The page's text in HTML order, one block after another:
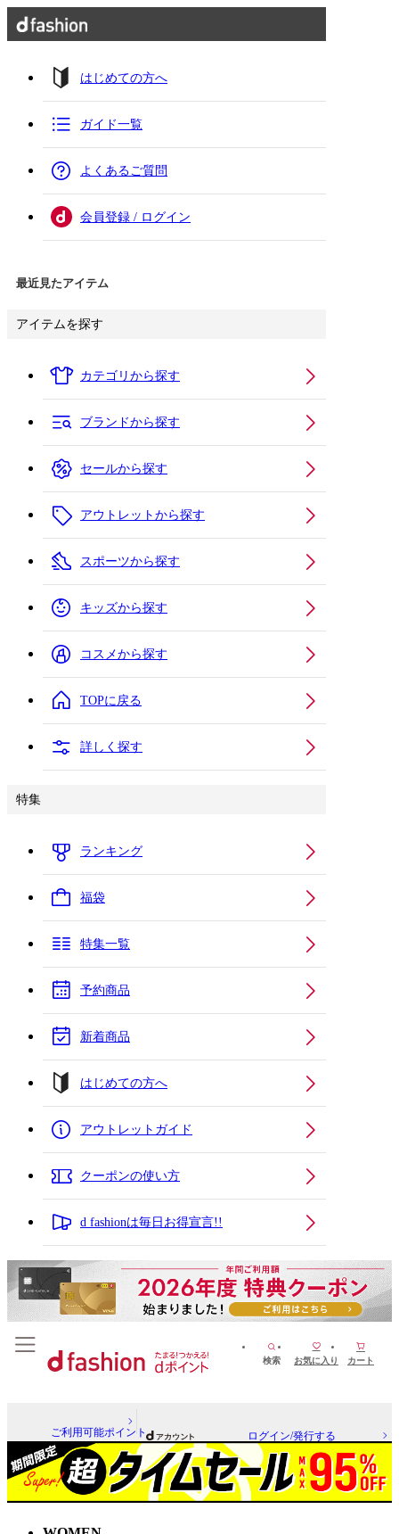
はじめての方へ
ガイド一覧
よくあるご質問
会員登録 / ログイン
最近見たアイテム
アイテムを探す
カテゴリから探す
ブランドから探す
セールから探す
アウトレットから探す
スポーツから探す
キッズから探す
コスメから探す
TOPに戻る
詳しく探す
特集
ランキング
福袋
特集一覧
予約商品
新着商品
はじめての方へ
アウトレットガイド
クーポンの使い方
d fashionは毎日お得宣言!!
検索 お気に入り カート
ご利用可能ポイント ログイン/発行する